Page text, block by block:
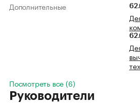
Дополнительные
Посмотреть все (6)
Руководители